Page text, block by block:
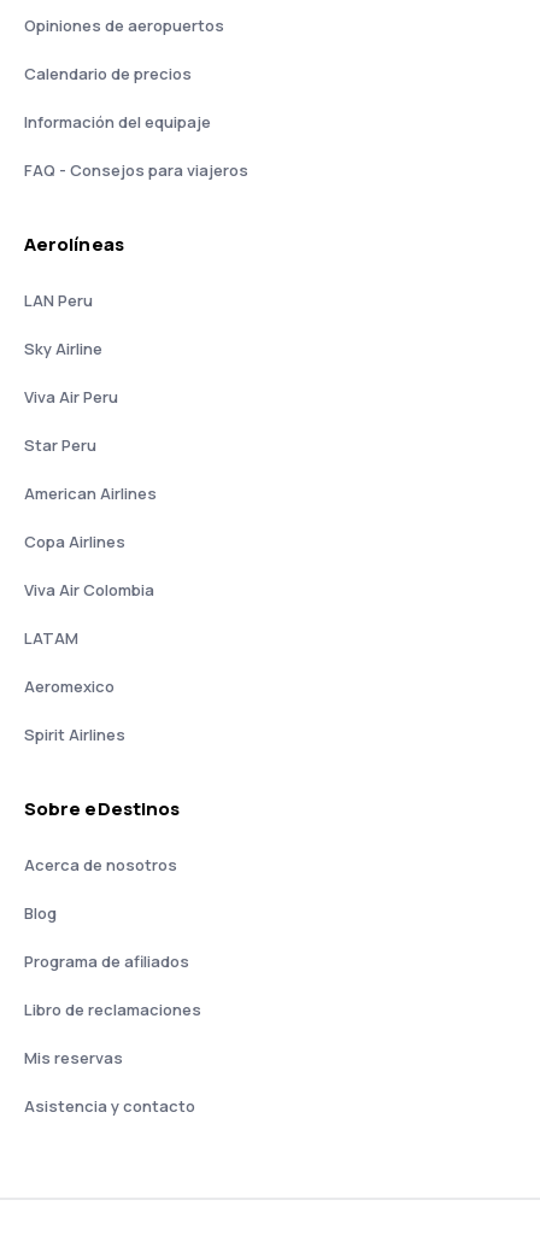
Opiniones de aeropuertos
Calendario de precios
Información del equipaje
FAQ - Consejos para viajeros
Aerolíneas
LAN Peru
Sky Airline
Viva Air Peru
Star Peru
American Airlines
Copa Airlines
Viva Air Colombia
LATAM
Aeromexico
Spirit Airlines
Sobre eDestinos
Acerca de nosotros
Blog
Programa de afiliados
Libro de reclamaciones
Mis reservas
Asistencia y contacto